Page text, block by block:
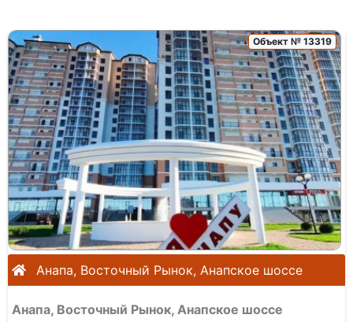
Объект № 13319
Анапа, Восточный Рынок, Анапское шоссе
Анапа, Восточный Рынок, Анапское шоссе